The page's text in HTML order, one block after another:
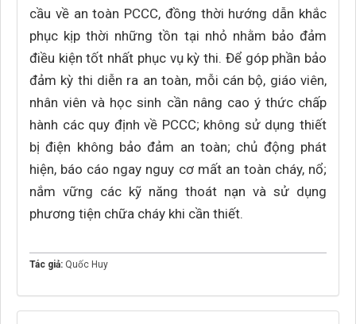
cầu về an toàn PCCC, đồng thời hướng dẫn khắc
phục kịp thời những tồn tại nhỏ nhằm bảo đảm
điều kiện tốt nhất phục vụ kỳ thi. Để góp phần bảo
đảm kỳ thi diễn ra an toàn, mỗi cán bộ, giáo viên,
nhân viên và học sinh cần nâng cao ý thức chấp
hành các quy định về PCCC; không sử dụng thiết
bị điện không bảo đảm an toàn; chủ động phát
hiện, báo cáo ngay nguy cơ mất an toàn cháy, nổ;
nắm vững các kỹ năng thoát nạn và sử dụng
phương tiện chữa cháy khi cần thiết.
Tác giả: Quốc Huy